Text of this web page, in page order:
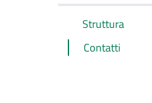
Struttura
Contatti